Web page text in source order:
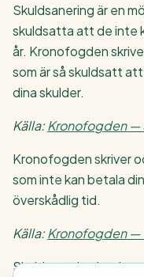
Skuldsanering är en
skuldsatta att de inte
år. Kronofogden
som är så skuldsatt
dina skulder.
Källa:Kronofogden —
Kronofogden skriver
som inte kan betala
överskådlig tid.
Källa:Kronofogden —
Skuldsanering